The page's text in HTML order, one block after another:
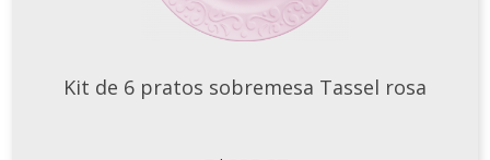
Kit de 6 pratos sobremesa Tassel rosa